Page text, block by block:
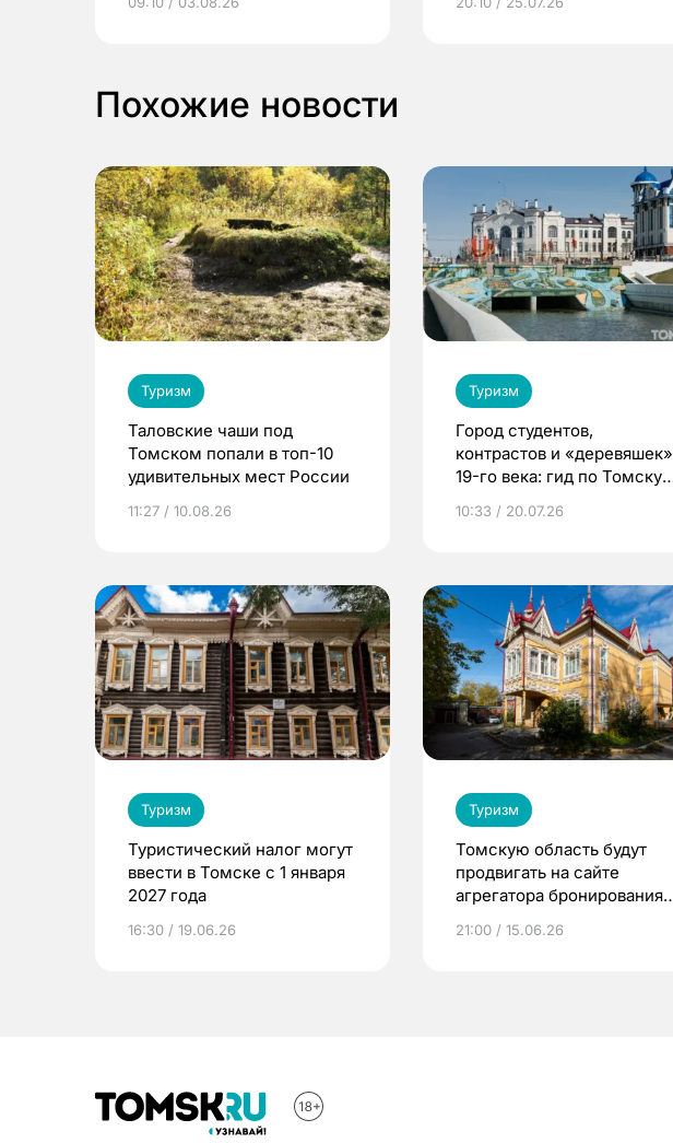
выиграть призы
Похожие новости
Туризм
Таловские чаши под
Томском попали в топ-10
удивительных мест России
11:27 / 10.08.26
Туризм
Город студентов,
контрастов и «деревяшек»
19-го века: гид по Томску
10:33 / 20.07.26
Туризм
Туристический налог могут
ввести в Томске с 1 января
2027 года
16:30 / 19.06.26
Туризм
Томскую область будут
продвигать на сайте
агрегатора бронирования
21:00 / 15.06.26